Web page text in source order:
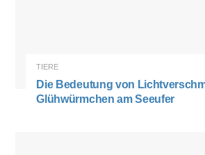
TIERE
Die Bedeutung von
Glühwürmchen am Seeufer